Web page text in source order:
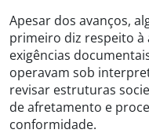
Apesar dos avanços,
primeiro diz respeito à
exigências
operavam sob
revisar estruturas
de afretamento e
conformidade.